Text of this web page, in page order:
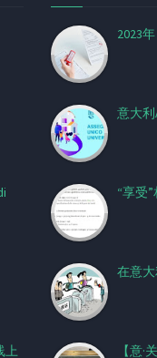
上
2023
意大
“享受
在意
【意